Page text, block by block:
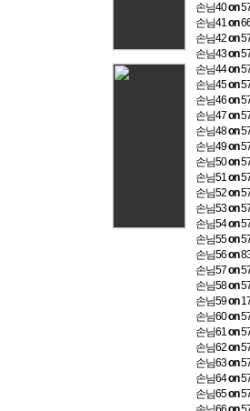
손님40on
손님41on
손님42on
손님43on
손님44on
손님45on
손님46on
손님47on
손님48on
손님49on
손님50on
손님51on
손님52on
손님53on
손님54on
손님55on
손님56on
손님57on
손님58on
손님59on
손님60on
손님61on
손님62on
손님63on
손님64on
손님65on